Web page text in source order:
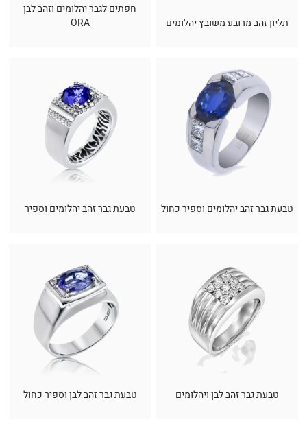
תליון זהב מרובע משובץ יהלומים
חפתים לגבר יהלומים וזהב לבן
ORA
טבעת גבר זהב יהלומים וספיר כחול טבעת גבר זהב יהלומים וספיר
טבעת גבר זהב לבן ויהלומים טבעת גבר זהב לבן וספיר כחול